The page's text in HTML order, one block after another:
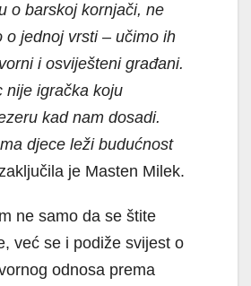
o barskoj kornjači, ne
o jednoj vrsti – učimo ih
i osviješteni građani.
nije igračka koju
kad nam dosadi.
djece leži budućnost
je Masten Milek.
ne samo da se štite
već se i podiže svijest o
odnosa prema